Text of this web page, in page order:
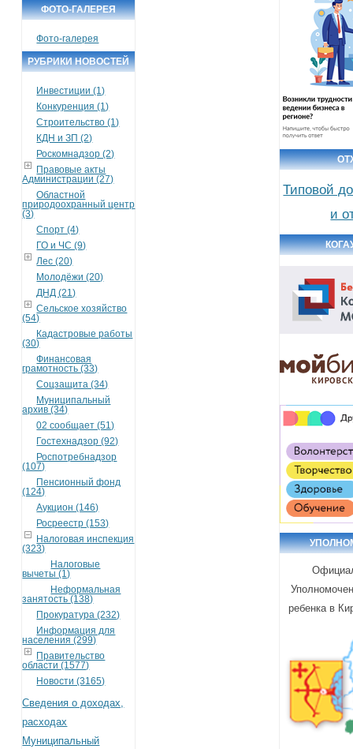
ФОТО-ГАЛЕРЕЯ
Фото-галерея
РУБРИКИ НОВОСТЕЙ
Инвестиции (1)
Конкуренция (1)
Строительство (1)
КДН и ЗП (2)
Роскомнадзор (2)
Правовые акты
Администрации (27)
Областной
природоохранный центр
(3)
Спорт (4)
ГО и ЧС (9)
Лес (20)
Молодёжи (20)
ДНД (21)
Сельское хозяйство
(54)
Кадастровые работы
(30)
Финансовая
грамотность (33)
Соцзащита (34)
Муниципальный
архив (34)
02 сообщает (51)
Гостехнадзор (92)
Роспотребнадзор
(107)
Пенсионный фонд
(124)
Аукцион (146)
Росреестр (153)
Налоговая инспекция
(323)
Налоговые
вычеты (1)
Неформальная
занятость (138)
Прокуратура (232)
Информация для
населения (299)
Правительство
области (1577)
Новости (3165)
Сведения о доходах,
расходах
Муниципальный
Типовой
и
ребенка в